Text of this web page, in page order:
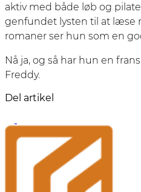
aktiv med både løb og
genfundet lysten til at læse
romaner ser hun som en
Nå ja, og så har hun en
Freddy.
Del artikel